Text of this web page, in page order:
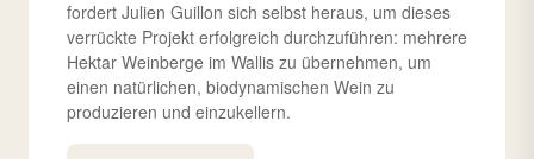
fordert Julien Guillon sich selbst heraus, um dieses
verrückte Projekt erfolgreich durchzuführen: mehrere
Hektar Weinberge im Wallis zu übernehmen, um
einen natürlichen, biodynamischen Wein zu
produzieren und einzukellern.